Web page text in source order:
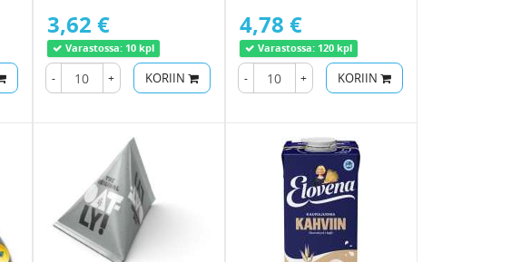
3,62 €
Varastossa: 10 kpl
- + KORIIN
4,78 €
Varastossa: 120 kpl
- + KORIIN